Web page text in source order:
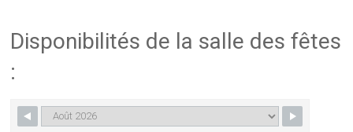
Disponibilités de la salle des fêtes
: